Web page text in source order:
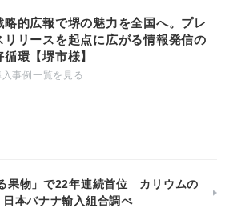
略的広報で堺の魅力を全国へ。プレ
リリースを起点に広がる情報発信の
循環【堺市様】
入事例一覧を見る
果物」で22年連続首位 カリウムの
本バナナ輸入組合調べ